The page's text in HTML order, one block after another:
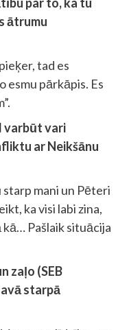
ātrumu
tad es
esmu pārkāpis. Es
varbūt vari
ar Neikšānu
mani un Pēteri
ka visi labi zina,
Pašlaik situācija
zaļo (SEB
starpā